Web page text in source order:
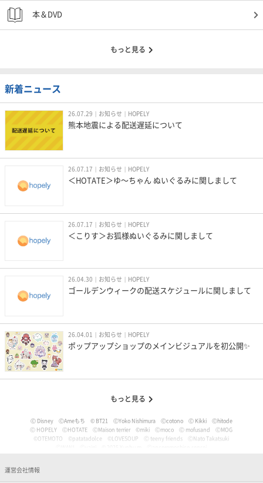
本＆DVD
もっと見る
新着ニュース
26.07.29 お知らせ HOPELY
熊本地震による配送遅延について
26.07.17 お知らせ HOPELY
＜HOTATE＞ゆ〜ちゃん ぬいぐるみに関しまして
26.07.17 お知らせ HOPELY
＜こりす＞お狐様ぬいぐるみに関しまして
26.04.30 お知らせ HOPELY
ゴールデンウィークの配送スケジュールに関しまして
26.04.01 お知らせ HOPELY
ポップアップショップのメインビジュアルを初公開✨
もっと見る
Ⓒ Disney ⒸAmeもち © BT21 ⒸYoko Nishimura Ⓒcotono Ⓒ Kikki
Ⓒhitode
Ⓒ HOPELY
ⒸHOTATE ⒸMaison terrier ©miki Ⓒmoco Ⓒ mofusand
ⒸMOG
©OTEMOTO
©patatadolce ©LOVESOUP Ⓒ teeny friends
ⒸNato Takatsuki
運営会社情報